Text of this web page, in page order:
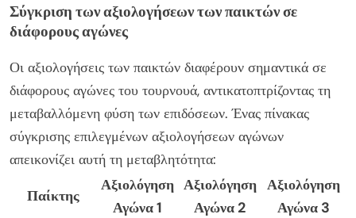
Σύγκριση των αξιολογήσεων των παικτών σε
διάφορους αγώνες
Οι αξιολογήσεις των παικτών διαφέρουν σημαντικά σε
διάφορους αγώνες του τουρνουά, αντικατοπτρίζοντας τη
μεταβαλλόμενη φύση των επιδόσεων. Ένας πίνακας
σύγκρισης επιλεγμένων αξιολογήσεων αγώνων
απεικονίζει αυτή τη μεταβλητότητα:
Παίκτης
Αξιολόγηση
Αγώνα 1
Αξιολόγηση
Αγώνα 2
Αξιολόγηση
Αγώνα 3